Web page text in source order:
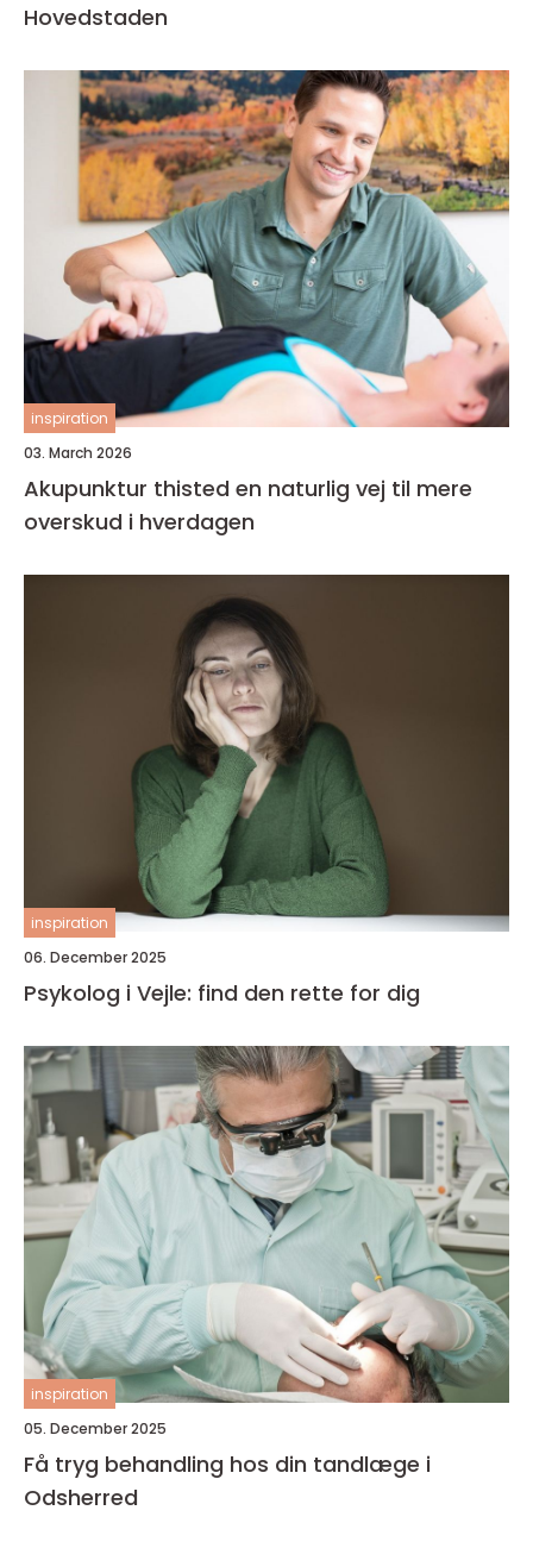
Hovedstaden
inspiration
03. March 2026
Akupunktur thisted en naturlig vej til mere
overskud i hverdagen
inspiration
06. December 2025
Psykolog i Vejle: find den rette for dig
inspiration
05. December 2025
Få tryg behandling hos din tandlæge i
Odsherred